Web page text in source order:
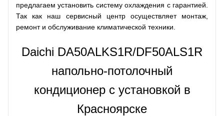
предлагаем установить систему охлаждения с гарантией.
Так как наш сервисный центр осуществляет монтаж,
ремонт и обслуживание климатической техники.
Daichi DA50ALKS1R/DF50ALS1R
напольно-потолочный
кондиционер с установкой в
Красноярске